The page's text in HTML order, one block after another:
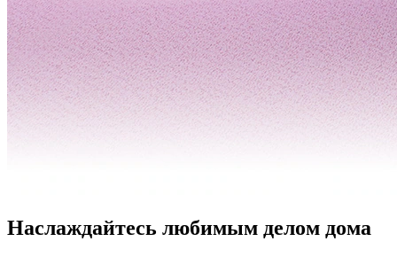
Наслаждайтесь любимым делом дома